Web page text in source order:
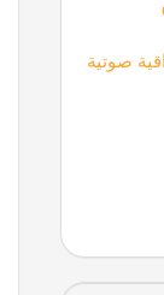
صوتية